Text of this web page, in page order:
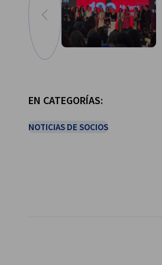
Ampliar imagen
Ir a la imagen anterior
EN CATEGORÍAS:
NOTICIAS DE SOCIOS